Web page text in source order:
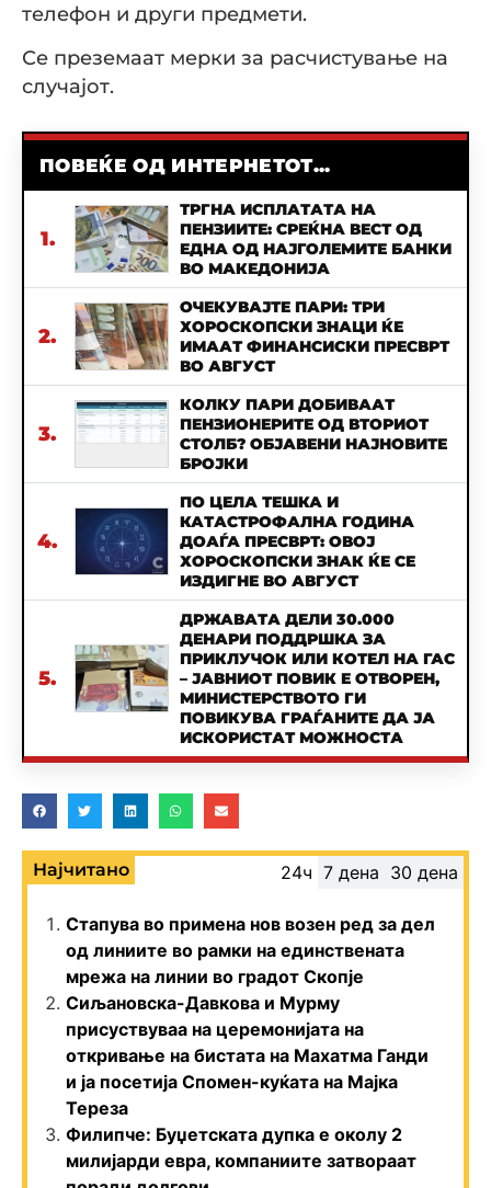
телефон и други предмети.
Се преземаат мерки за расчистување на
случајот.
ПОВЕЌЕ ОД ИНТЕРНЕТОТ...
1.
ТРГНА ИСПЛАТАТА НА
ПЕНЗИИТЕ: СРЕЌНА ВЕСТ ОД
ЕДНА ОД НАЈГОЛЕМИТЕ БАНКИ
ВО МАКЕДОНИЈА
2.
ОЧЕКУВАЈТЕ ПАРИ: ТРИ
ХОРОСКОПСКИ ЗНАЦИ ЌЕ
ИМААТ ФИНАНСИСКИ ПРЕСВРТ
ВО АВГУСТ
3.
КОЛКУ ПАРИ ДОБИВААТ
ПЕНЗИОНЕРИТЕ ОД ВТОРИОТ
СТОЛБ? ОБЈАВЕНИ НАЈНОВИТЕ
БРОЈКИ
4.
ПО ЦЕЛА ТЕШКА И
КАТАСТРОФАЛНА ГОДИНА
ДОАЃА ПРЕСВРТ: ОВОЈ
ХОРОСКОПСКИ ЗНАК ЌЕ СЕ
ИЗДИГНЕ ВО АВГУСТ
5.
ДРЖАВАТА ДЕЛИ 30.000
ДЕНАРИ ПОДДРШКА ЗА
ПРИКЛУЧОК ИЛИ КОТЕЛ НА ГАС
– ЈАВНИОТ ПОВИК Е ОТВОРЕН,
МИНИСТЕРСТВОТО ГИ
ПОВИКУВА ГРАЃАНИТЕ ДА ЈА
ИСКОРИСТАТ МОЖНОСТА
Најчитано 24ч 7 дена 30 дена
Стапува во примена нов возен ред за дел
од линиите во рамки на единствената
мрежа на линии во градот Скопје
Сиљановска-Давкова и Мурму
присуствуваа на церемонијата на
откривање на бистата на Махатма Ганди
и ја посетија Спомен-куќата на Мајка
Тереза
Филипче: Буџетската дупка е околу 2
милијарди евра, компаниите затвораат